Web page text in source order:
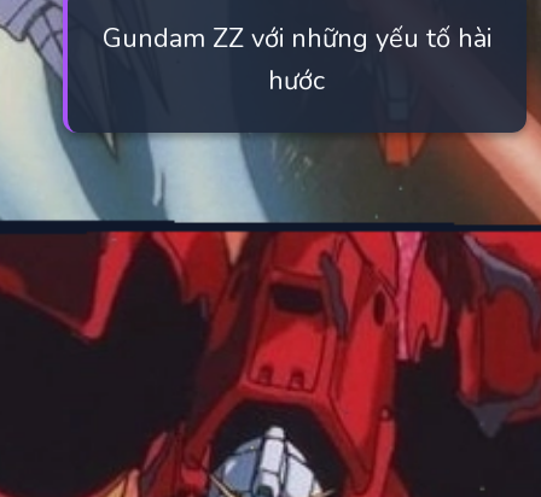
Gundam ZZ với những yếu tố hài
hước
Đang mở https://manhua.edu.vn/nhung-bo-anime-gundam-hay-nhat